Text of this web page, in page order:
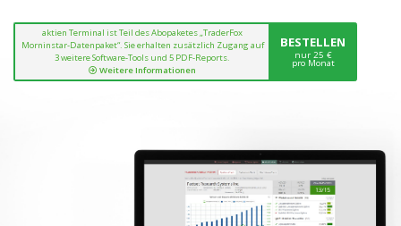
aktien Terminal ist Teil des Abopaketes „TraderFox
Morninstar-Datenpaket“. Sie erhalten zusätzlich Zugang auf
3 weitere Software-Tools und 5 PDF-Reports.
Weitere Informationen
BESTELLEN
nur 25 €
pro Monat